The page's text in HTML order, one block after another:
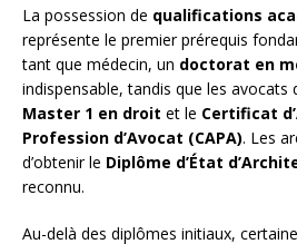
La possession de qualifications
représente le premier prérequis
tant que médecin, un doctorat en
indispensable, tandis que les avocats
Master 1 en droit et le Certificat
Profession d’Avocat (CAPA). Les
d’obtenir le Diplôme d’État
reconnu.
Au-delà des diplômes initiaux,